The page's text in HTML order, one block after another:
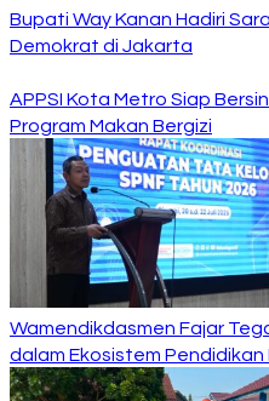
Bupati Way Kanan Hadiri
Demokrat di Jakarta
APPSI Kota Metro Siap
Program Makan Bergizi
Wamendikdasmen Fajar
dalam Ekosistem Pendidikan